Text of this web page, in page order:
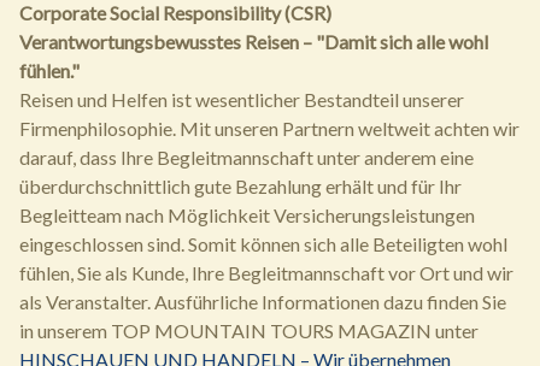
Corporate Social Responsibility (CSR)
Verantwortungsbewusstes Reisen – "Damit sich alle wohl
fühlen."
Reisen und Helfen ist wesentlicher Bestandteil unserer
Firmenphilosophie. Mit unseren Partnern weltweit achten wir
darauf, dass Ihre Begleitmannschaft unter anderem eine
überdurchschnittlich gute Bezahlung erhält und für Ihr
Begleitteam nach Möglichkeit Versicherungsleistungen
eingeschlossen sind. Somit können sich alle Beteiligten wohl
fühlen, Sie als Kunde, Ihre Begleitmannschaft vor Ort und wir
als Veranstalter. Ausführliche Informationen dazu finden Sie
in unserem TOP MOUNTAIN TOURS MAGAZIN unter
HINSCHAUEN UND HANDELN – Wir übernehmen